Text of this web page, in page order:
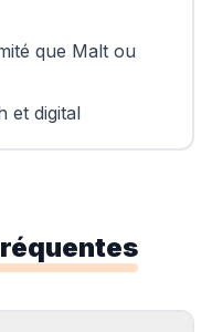
que Malt ou
et digital